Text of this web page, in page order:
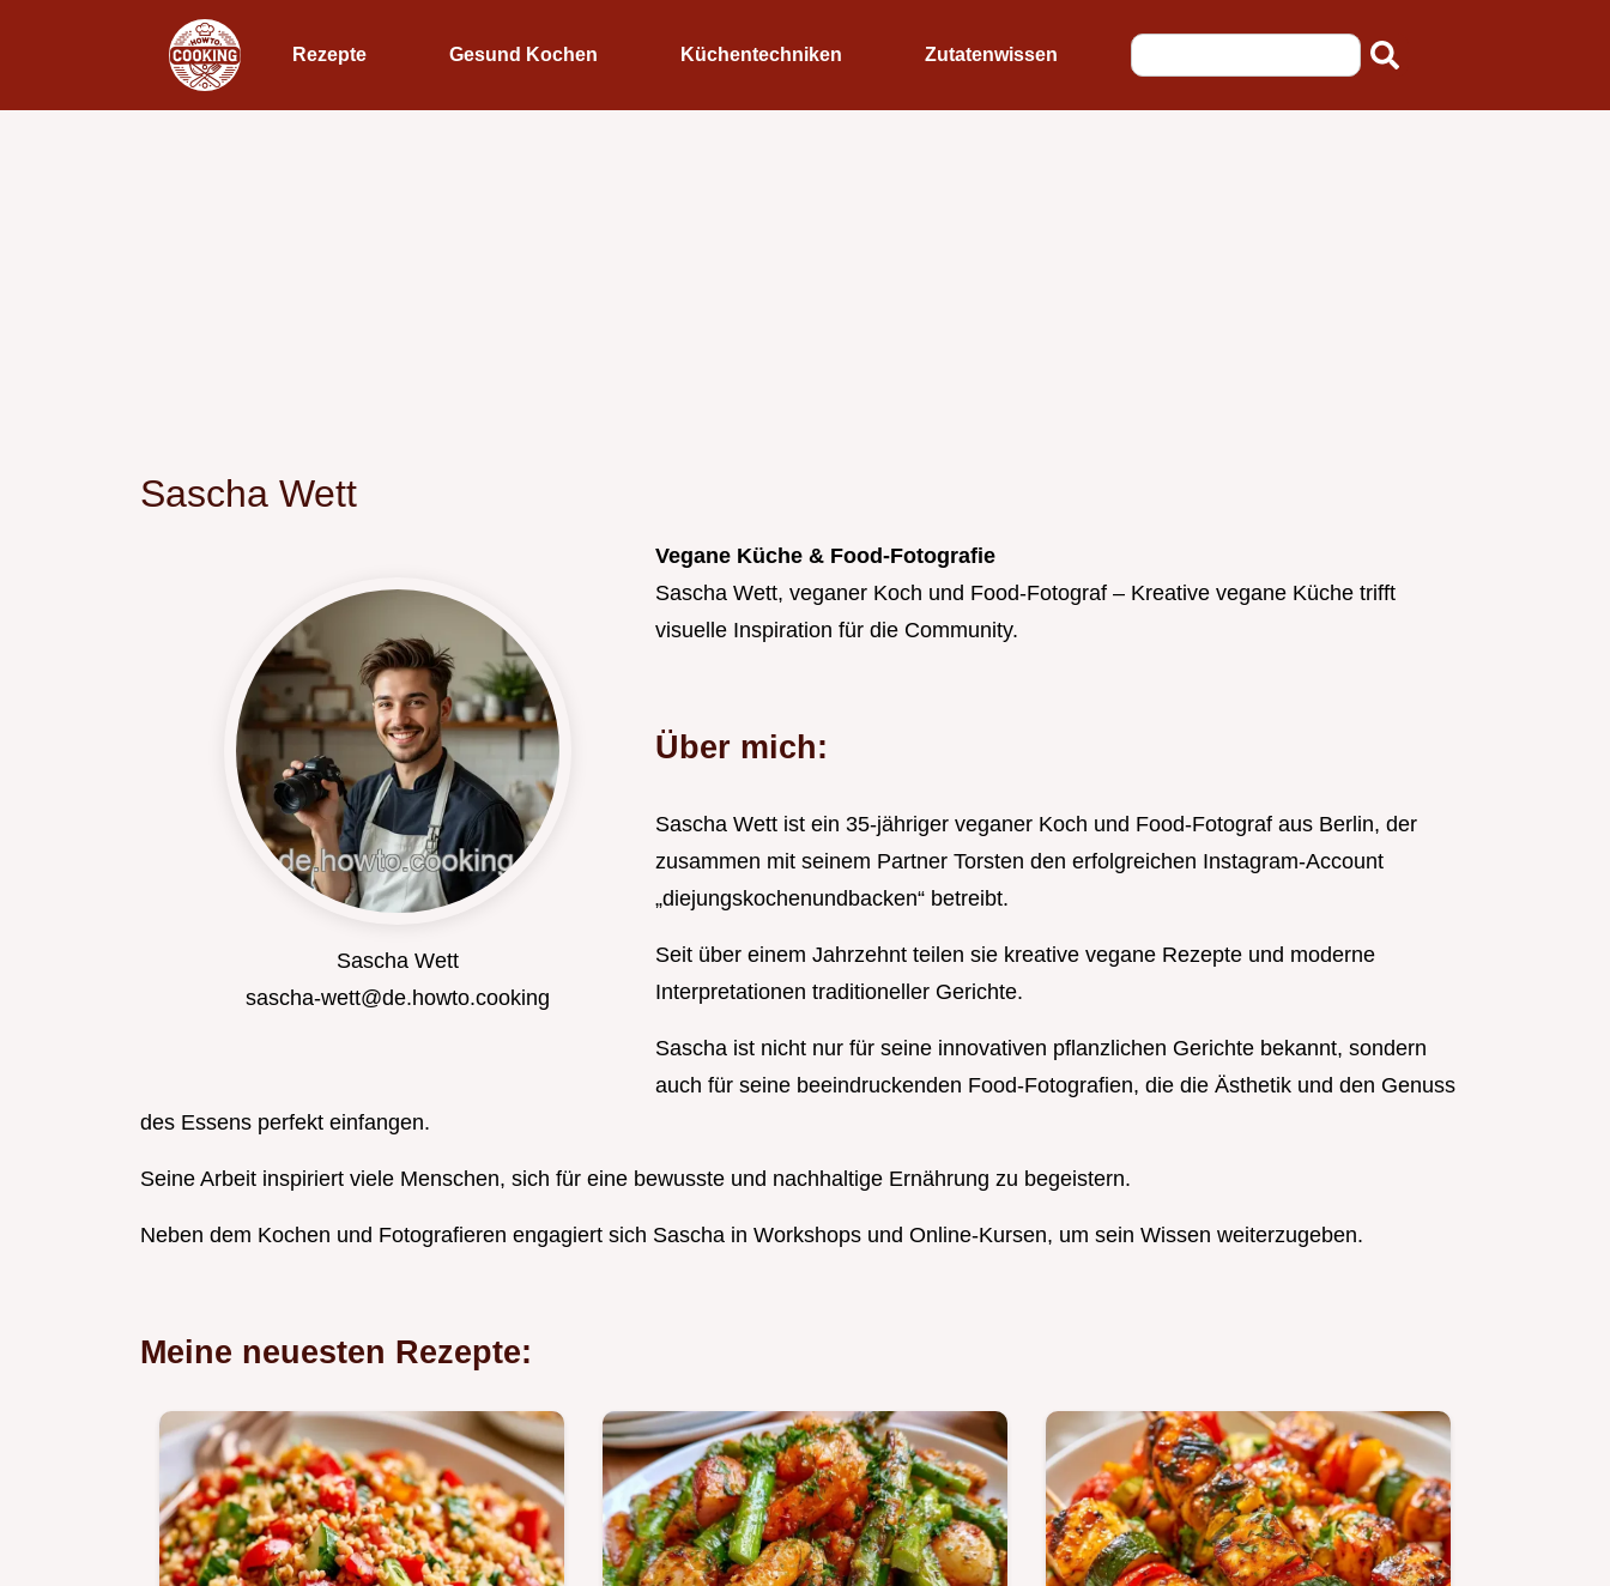
Rezepte Gesund Kochen Küchentechniken Zutatenwissen
Sascha Wett
Sascha Wett
sascha-wett@de.howto.cooking
Vegane Küche & Food-Fotografie
Sascha Wett, veganer Koch und Food-Fotograf – Kreative vegane Küche trifft
visuelle Inspiration für die Community.
Über mich:
Sascha Wett ist ein 35-jähriger veganer Koch und Food-Fotograf aus Berlin, der
zusammen mit seinem Partner Torsten den erfolgreichen Instagram-Account
„diejungskochenundbacken“ betreibt.
Seit über einem Jahrzehnt teilen sie kreative vegane Rezepte und moderne
Interpretationen traditioneller Gerichte.
Sascha ist nicht nur für seine innovativen pflanzlichen Gerichte bekannt, sondern
auch für seine beeindruckenden Food-Fotografien, die die Ästhetik und den Genuss
des Essens perfekt einfangen.
Seine Arbeit inspiriert viele Menschen, sich für eine bewusste und nachhaltige Ernährung zu begeistern.
Neben dem Kochen und Fotografieren engagiert sich Sascha in Workshops und Online-Kursen, um sein Wissen weiterzugeben.
Meine neuesten Rezepte: